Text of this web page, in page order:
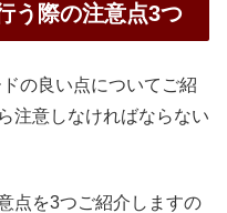
う際の注意点3つ
の良い点についてご紹
注意しなければならない
点を3つご紹介しますの